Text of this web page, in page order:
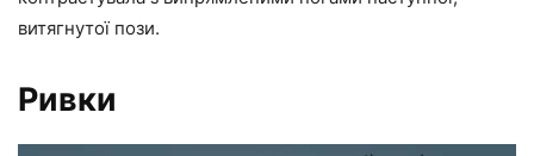
витягнутої пози.
Ривки